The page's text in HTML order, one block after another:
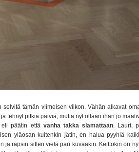
selvitä tämän viimeisen viikon. Vähän alkavat
tehnyt pitkiä päiviä, mutta nyt ollaan ihan jo
päätin että vanha takka slamattaan. Lauri,
yläosan kuitenkin jätin, en halua pyyhiä
ja räpsin sitten vielä pari kuvaakin. Keittökin on